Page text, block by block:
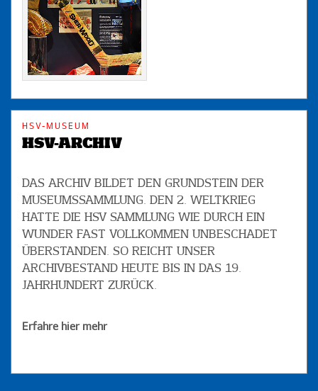
HSV-MUSEUM
HSV-ARCHIV
DAS ARCHIV BILDET DEN GRUNDSTEIN DER
MUSEUMSSAMMLUNG. DEN 2. WELTKRIEG
HATTE DIE HSV SAMMLUNG WIE DURCH EIN
WUNDER FAST VOLLKOMMEN UNBESCHADET
ÜBERSTANDEN. SO REICHT UNSER
ARCHIVBESTAND HEUTE BIS IN DAS 19.
JAHRHUNDERT ZURÜCK.
Erfahre hier mehr